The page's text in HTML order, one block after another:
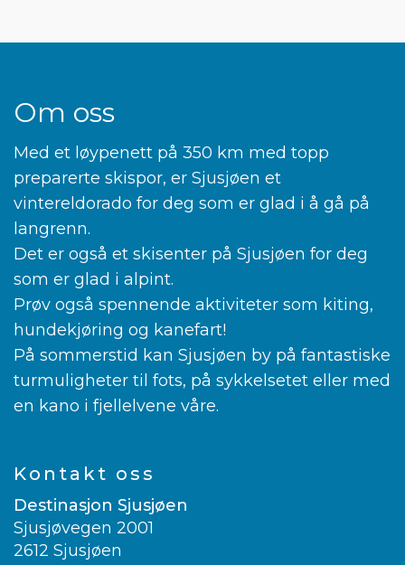
Om oss
Med et løypenett på 350 km med topp
preparerte skispor, er Sjusjøen et
vintereldorado for deg som er glad i å gå på
langrenn.
Det er også et skisenter på Sjusjøen for deg
som er glad i alpint.
Prøv også spennende aktiviteter som kiting,
hundekjøring og kanefart!
På sommerstid kan Sjusjøen by på fantastiske
turmuligheter til fots, på sykkelsetet eller med
en kano i fjellelvene våre.
Kontakt oss
Destinasjon Sjusjøen
Sjusjøvegen 2001
2612 Sjusjøen